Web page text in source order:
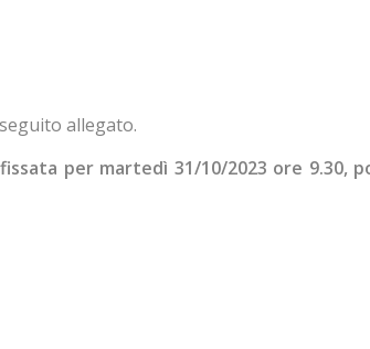
allegato.
per martedì 31/10/2023 ore 9.30,